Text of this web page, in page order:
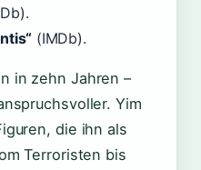
(IMDb).
in zehn Jahren –
Yim
die ihn als
Terroristen bis